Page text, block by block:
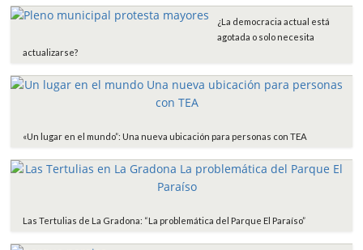
o
r
p
p
t
¿La democracia actual está
agotada o solo necesita
actualizarse?
«Un lugar en el mundo”: Una nueva ubicación para personas con TEA
Las Tertulias de La Gradona: “La problemática del Parque El Paraíso”